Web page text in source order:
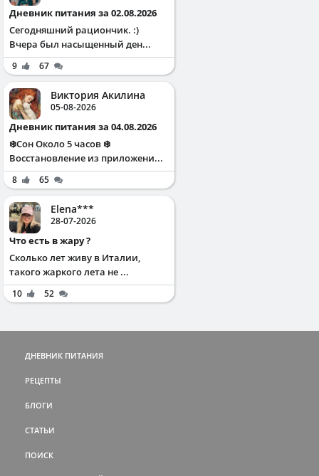
Дневник питания за 02.08.2026
Сегодняшний рациончик. :)
Вчера был насыщенный ден...
9 67
Виктория Акилина
05-08-2026
Дневник питания за 04.08.2026
❄️Сон Около 5 часов ❄️
Восстановление из приложени...
8 65
Elena***
28-07-2026
Что есть в жару ?
Сколько лет живу в Италии,
такого жаркого лета не ...
10 52
ДНЕВНИК ПИТАНИЯ
РЕЦЕПТЫ
БЛОГИ
СТАТЬИ
ПОИСК